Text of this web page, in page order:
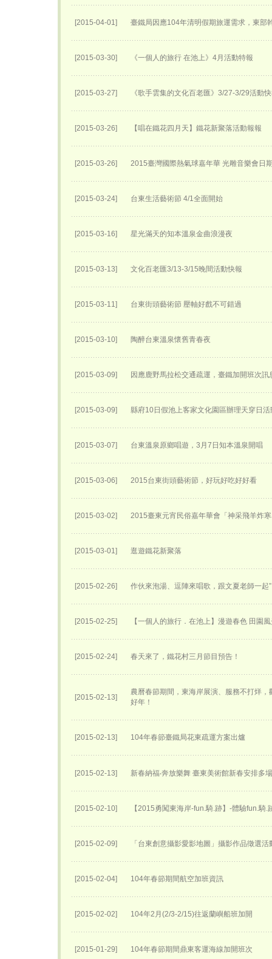
[2015-04-01] 臺鐵局因應104年清明假期旅運需求，東部
[2015-03-30] 《一個人的旅行 在池上》4月活動特報
[2015-03-27] 《歌手雲集的文化百老匯》3/27-3/29活動
[2015-03-26] 【唱在鐵花四月天】鐵花新聚落活動報報
[2015-03-26] 2015臺灣國際熱氣球嘉年華 光雕音樂會日
[2015-03-24] 台東生活藝術節 4/1全面開始
[2015-03-16] 星光滿天的知本溫泉金曲浪漫夜
[2015-03-13] 文化百老匯3/13-3/15晚間活動快報
[2015-03-11] 台東街頭藝術節 壓軸好戲不可錯過
[2015-03-10] 陶醉台東溫泉懷舊青春夜
[2015-03-09] 因應鹿野馬拉松交通疏運，臺鐵加開班次訊
[2015-03-09] 縣府10日假池上客家文化園區辦理天穿日活
[2015-03-07] 台東溫泉原鄉唱遊，3月7日知本溫泉開唱
[2015-03-06] 2015台東街頭藝術節，好玩好吃好好看
[2015-03-02] 2015臺東元宵民俗嘉年華會「神采飛羊炸
[2015-03-01] 逛遊鐵花新聚落
[2015-02-26] 作伙來泡湯、逗陣來唱歌，跟文夏老師一起
[2015-02-25] 【一個人的旅行．在池上】漫遊春色 田園
[2015-02-24] 春天來了，鐵花村三月節目預告！
[2015-02-13]
農曆春節期間，東海岸展演、服務不打烊
好年！
[2015-02-13] 104年春節臺鐵局花東疏運方案出爐
[2015-02-13] 新春納福‧奔放樂舞 臺東美術館新春安排多
[2015-02-10] 【2015勇闖東海岸-fun.騎.跡】-體驗fun.騎.
[2015-02-09] 「台東創意攝影愛影地圖」攝影作品徵選活
[2015-02-04] 104年春節期間航空加班資訊
[2015-02-02] 104年2月(2/3-2/15)往返蘭嶼船班加開
[2015-01-29] 104年春節期間鼎東客運海線加開班次